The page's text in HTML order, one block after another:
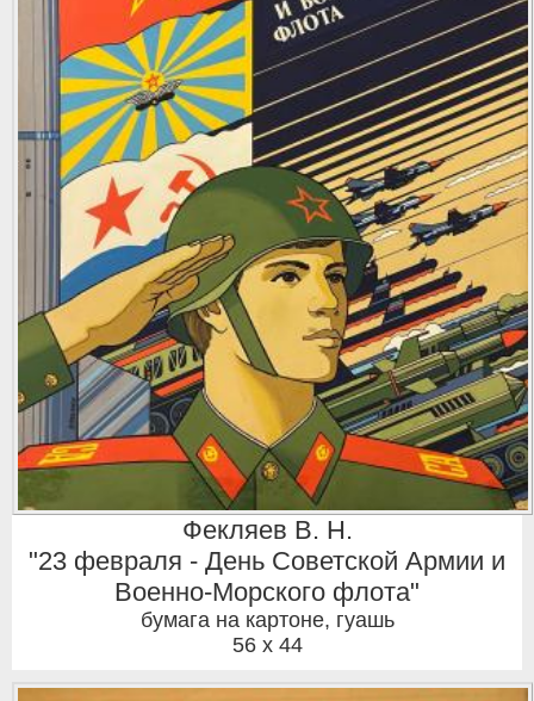
Фекляев В. Н.
"23 февраля - День Советской Армии и
Военно-Морского флота"
бумага на картоне, гуашь
56 x 44